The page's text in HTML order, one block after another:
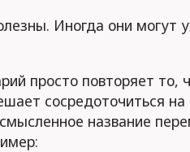
Иногда они могут
просто повторяет то,
сосредоточиться
название